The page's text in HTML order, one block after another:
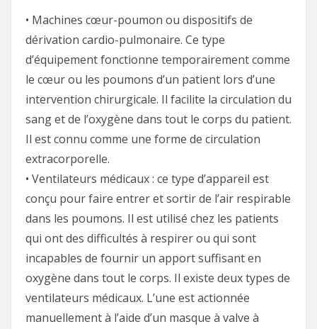
• Machines cœur-poumon ou dispositifs de
dérivation cardio-pulmonaire. Ce type
d’équipement fonctionne temporairement comme
le cœur ou les poumons d’un patient lors d’une
intervention chirurgicale. Il facilite la circulation du
sang et de l’oxygène dans tout le corps du patient.
Il est connu comme une forme de circulation
extracorporelle.
• Ventilateurs médicaux : ce type d’appareil est
conçu pour faire entrer et sortir de l’air respirable
dans les poumons. Il est utilisé chez les patients
qui ont des difficultés à respirer ou qui sont
incapables de fournir un apport suffisant en
oxygène dans tout le corps. Il existe deux types de
ventilateurs médicaux. L’une est actionnée
manuellement à l’aide d’un masque à valve à